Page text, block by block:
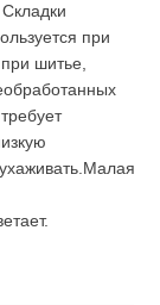
при
шитье,